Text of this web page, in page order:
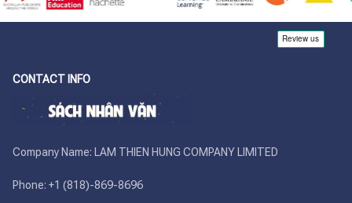
CONTACT INFO
Company Name: LAM THIEN HUNG COMPANY LIMITED
Phone: +1 (818)-869-8696